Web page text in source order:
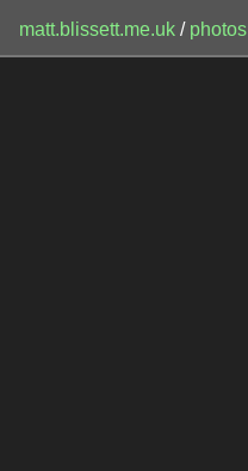
matt.blissett.me.uk / photos